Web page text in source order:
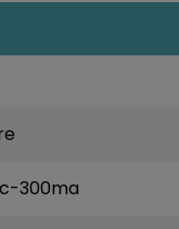
300ma